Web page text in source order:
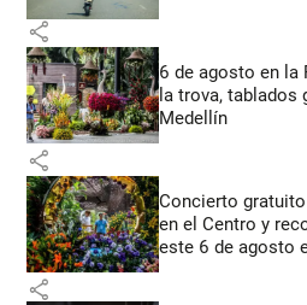
share
6 de agosto en la
la trova, tablados
Medellín
share
Concierto
en el Centro y
este 6 de agosto
share